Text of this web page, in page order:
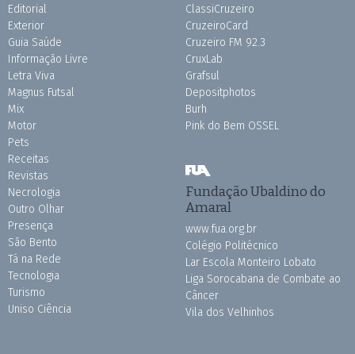
Editorial
Exterior
Guia Saúde
Informação Livre
Letra Viva
Magnus Futsal
Mix
Motor
Pets
Receitas
Revistas
Necrologia
Outro Olhar
Presença
São Bento
Tá na Rede
Tecnologia
Turismo
Uniso Ciência
ClassiCruzeiro
CruzeiroCard
Cruzeiro FM 92.3
CruxLab
Grafsul
Depositphotos
Burh
Pink do Bem OSSEL
Fundação Ubaldino do
Amaral
www.fua.org.br
Colégio Politécnico
Lar Escola Monteiro Lobato
Liga Sorocabana de Combate ao
Câncer
Vila dos Velhinhos